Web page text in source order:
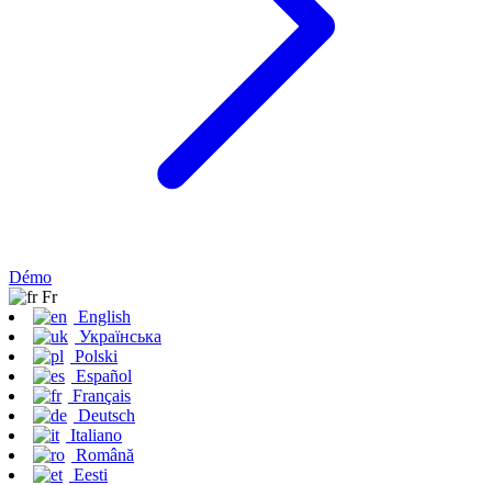
Démo
Fr
English
Українська
Polski
Español
Français
Deutsch
Italiano
Română
Eesti